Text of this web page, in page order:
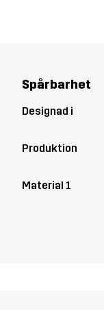
Spårbarhet
Designad i
Produktion
Material 1